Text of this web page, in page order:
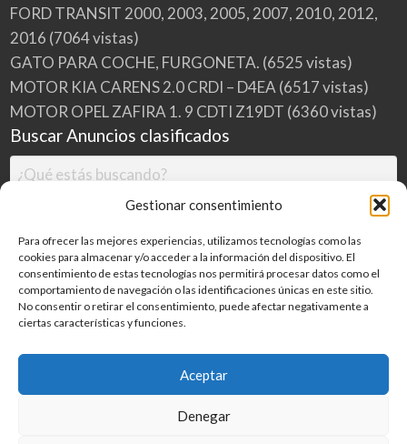
Gestionar consentimiento
Para ofrecer las mejores experiencias, utilizamos tecnologías como las
cookies para almacenar y/o acceder a la información del dispositivo. El
consentimiento de estas tecnologías nos permitirá procesar datos como el
comportamiento de navegación o las identificaciones únicas en este sitio.
No consentir o retirar el consentimiento, puede afectar negativamente a
ciertas características y funciones.
Aceptar
Denegar
FORD TRANSIT 2000, 2003, 2005, 2007, 2010, 2012,
2016 (7064 vistas)
GATO PARA COCHE, FURGONETA. (6525 vistas)
MOTOR KIA CARENS 2.0 CRDI – D4EA (6517 vistas)
MOTOR OPEL ZAFIRA 1. 9 CDTI Z19DT (6360 vistas)
Buscar Anuncios clasificados